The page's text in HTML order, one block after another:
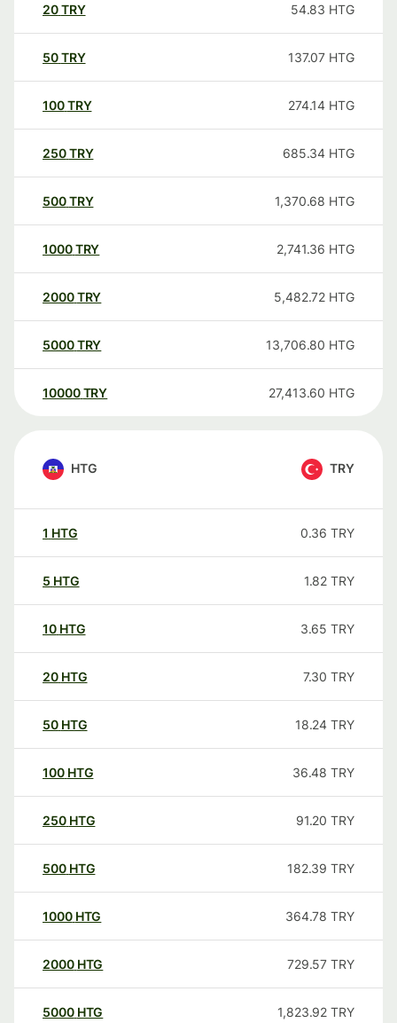
20TRY 54.83 HTG
50TRY 137.07 HTG
100TRY 274.14 HTG
250TRY 685.34 HTG
500TRY 1,370.68 HTG
1000TRY 2,741.36 HTG
2000TRY 5,482.72 HTG
5000TRY 13,706.80 HTG
10000 TRY 27,413.60 HTG
HTG TRY
1 HTG 0.36 TRY
5 HTG 1.82 TRY
10 HTG 3.65 TRY
20 HTG 7.30 TRY
50 HTG 18.24 TRY
100 HTG 36.48 TRY
250 HTG 91.20 TRY
500 HTG 182.39 TRY
1000 HTG 364.78 TRY
2000 HTG 729.57 TRY
5000 HTG 1,823.92 TRY